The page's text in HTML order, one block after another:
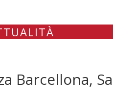
Barcellona,